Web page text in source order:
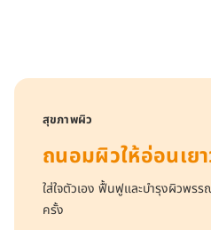
สุขภาพผิว
ถนอมผิวให้อ่อนเย
ใส่ใจตัวเอง ฟื้นฟูและบำรุงผิวพร
ครั้ง